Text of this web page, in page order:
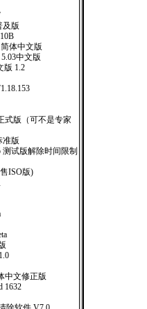
及版
体中文版
中文版
版 1.2
式版（可不是专家
准版
测试版解除时间限制
ISO版)
中文修正版
1632